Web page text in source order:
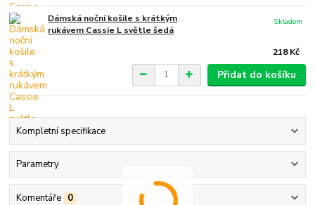
Dámská noční košile s krátkým
rukávem Cassie L světle šedá
218 Kč
Skladem
Přidat do košíku
Kompletní specifikace
Parametry
Komentáře 0